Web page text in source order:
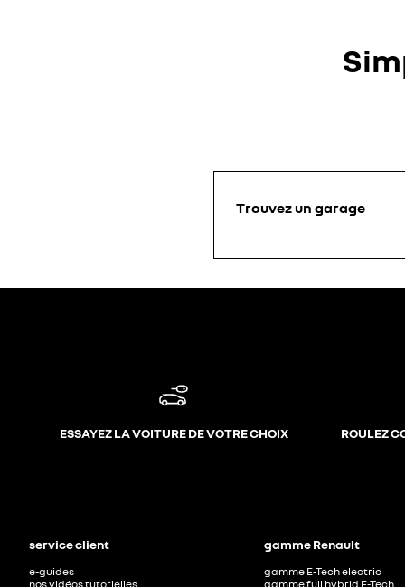
Trouvez un garage
ESSAYEZ LA VOITURE DE VOTRE CHOIX ROULEZ
service client
e-guides
nos vidéos tutorielles
gamme Renault
gamme E-Tech electric
gamme full hybrid E-Tech